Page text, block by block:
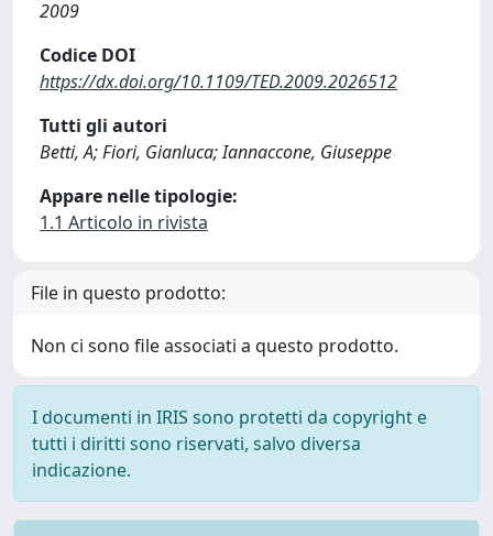
2009
Codice DOI
https://dx.doi.org/10.1109/TED.2009.2026512
Tutti gli autori
Betti, A; Fiori, Gianluca; Iannaccone, Giuseppe
Appare nelle tipologie:
1.1 Articolo in rivista
File in questo prodotto:
Non ci sono file associati a questo prodotto.
I documenti in IRIS sono protetti da copyright e
tutti i diritti sono riservati, salvo diversa
indicazione.